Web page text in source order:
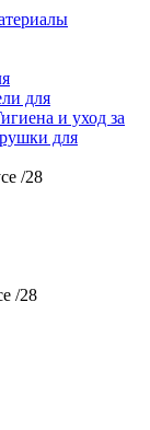
для
и уход за
для
/28
/28